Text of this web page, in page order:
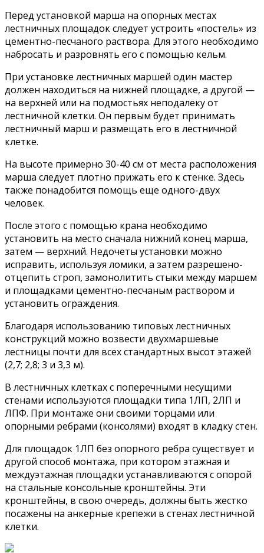
Перед установкой марша на опорных местах
лестничных площадок следует устроить «постель» из
цементно-песчаного раствора. Для этого необходимо
набросать и разровнять его с помощью кельм.
При установке лестничных маршей один мастер
должен находиться на нижней площадке, а другой —
на верхней или на подмостьях неподалеку от
лестничной клетки. Он первым будет принимать
лестничный марш и размещать его в лестничной
клетке.
На высоте примерно 30-40 см от места расположения
марша следует плотно прижать его к стенке. Здесь
также понадобится помощь еще одного-двух
человек.
После этого с помощью крана необходимо
установить на место сначала нижний конец марша,
затем — верхний. Недочеты установки можно
исправить, используя ломики, а затем разрешено-
отцепить строп, замонолитить стыки между маршем
и площадками цементно-песчаным раствором и
установить ограждения.
Благодаря использованию типовых лестничных
конструкций можно возвести двухмаршевые
лестницы почти для всех стандартных высот этажей
(2,7; 2,8; 3 и 3,3 м).
В лестничных клетках с поперечными несущими
стенами используются площадки типа 1ЛП, 2ЛП и
ЛПФ. При монтаже они своими торцами или
опорными ребрами (консолями) входят в кладку стен.
Для площадок 1ЛП без опорного ребра существует и
другой способ монтажа, при котором этажная и
междуэтажная площадки устанавливаются с опорой
на стальные консольные кронштейны. Эти
кронштейны, в свою очередь, должны быть жестко
посажены на анкерные крепежи в стенах лестничной
клетки.